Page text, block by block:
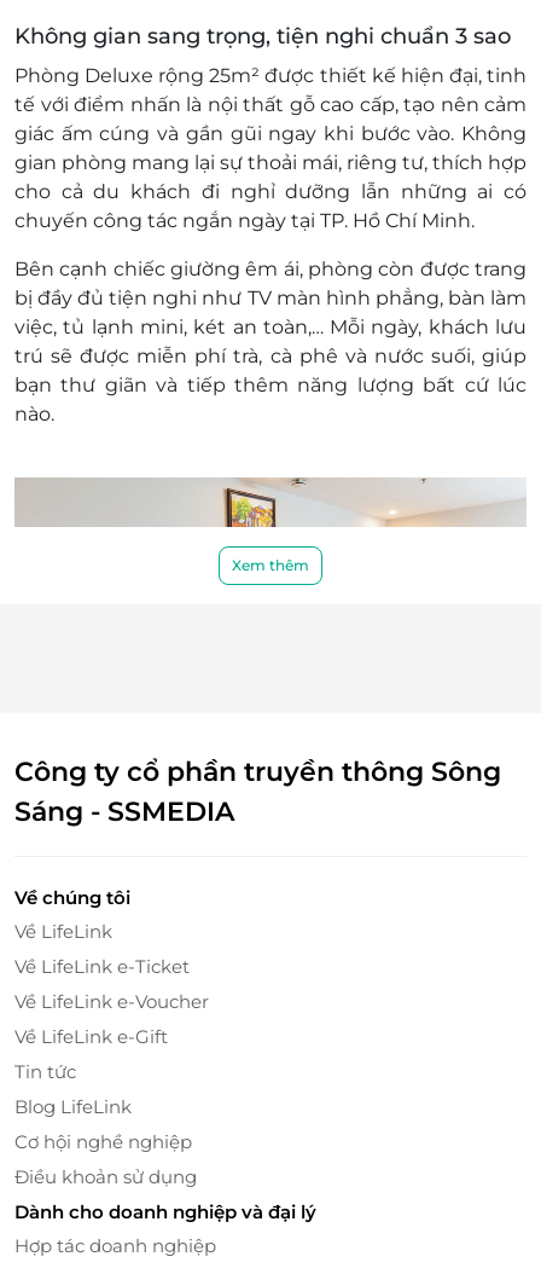
khách
Một khách hàng được mua nhiều E-
Voucher/E-Coupon
E-Voucher/E-Coupon không có giá trị quy
đổi thành tiền mặt, không trả lại tiền thừa
Không áp dụng đồng thời với chương trình
khuyến mại khác.
Không gian sang trọng, tiện nghi chuẩn 3 sao
Phòng Deluxe rộng25m² được thiết kế hiện đại, tinh
tế với điểm nhấn là nội thất gỗ cao cấp, tạo nên cảm
giác ấm cúng và gần gũi ngay khi bước vào. Không
gian phòng mang lại sự thoải mái, riêng tư, thích hợp
cho cả du khách đi nghỉ dưỡng lẫn những ai có
chuyến công tác ngắn ngày tại TP. Hồ Chí Minh.
Bên cạnh chiếc giường êm ái, phòng còn được trang
bị đầy đủ tiện nghi như TV màn hình phẳng, bàn làm
việc, tủ lạnh mini, két an toàn,… Mỗi ngày, khách lưu
trú sẽ được miễn phí trà, cà phê và nước suối, giúp
bạn thư giãn và tiếp thêm năng lượng bất cứ lúc
nào.
sáng buffet miễn phí tại nhà hàng của khách sạn
thực đơn đa dạng từ món ăn Việt truyền thống đến
các món Âu tinh tế, nhà hàng TTC hứa hẹn làm hài
lòng cả những vị khách khó tính nhất. Ngoài ra,
khách sạn còn phục vụ
Xem thêm
Công ty cổ phần truyền thông Sông
Sáng - SSMEDIA
Về chúng tôi
Về LifeLink
Về LifeLink e-Ticket
Về LifeLink e-Voucher
Về LifeLink e-Gift
Tin tức
Blog LifeLink
Cơ hội nghề nghiệp
Điều khoản sử dụng
Dành cho doanh nghiệp và đại lý
Hợp tác doanh nghiệp